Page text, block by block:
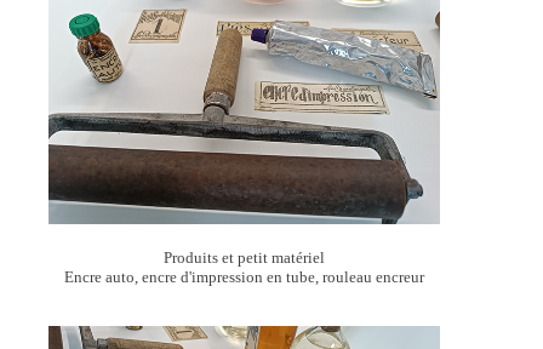
Produits et petit matériel
Encre auto, encre d'impression en tube, rouleau encreur